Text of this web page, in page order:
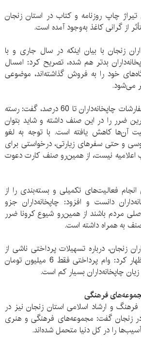
تیراژ چاپ روزنامه و کتاب در استان زنجان
از گرانی کاغذ به‌وجود آمده است.
زنجان با بیان اینکه در سال جاری و با
بدتر هم شده، تصریح کرد: امسال
خود را به فروش گذاشته‌اند، موضوعی
وی با اشاره به کاهش سفارشات چاپخانه‌داران تا 60 درصد، گفت: رسته
ضرر را در این صنف داشته و شاید بتوان
فعالیت آن‌ها کاهش یافته است. با توجه به لغو
و حتی سفرهای زیارتی، درخواستی برای
نیست، از همین‌رو صنف کارت دعوت
انجام فعالیت‌های تکمیلی و بسته‌بندی را از
دانست و افزود: چاپخانه‌داران جزو
مردم باشند از همین‌رو شیوع کرونا ضرر
به همراه داشته است.
زنجان، درباره تسهیلات پرداختی ناشی از
ضرر و زیان کرونا نیز اظهار کرد: وام پرداختی فقط 6 میلیون تومان
چاپخانه‌داران بسیار کم است.
فرهنگی
و ارشاد اسلامی استان زنجان نیز در
در زنجان گفت: مجموعه‌های فرهنگی و هنری
را در کل دنیا متحمل شده‌اند.